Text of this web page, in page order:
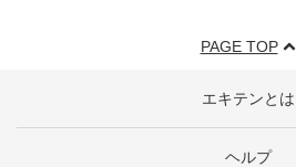
PAGE TOP
エキテンとは
ヘルプ